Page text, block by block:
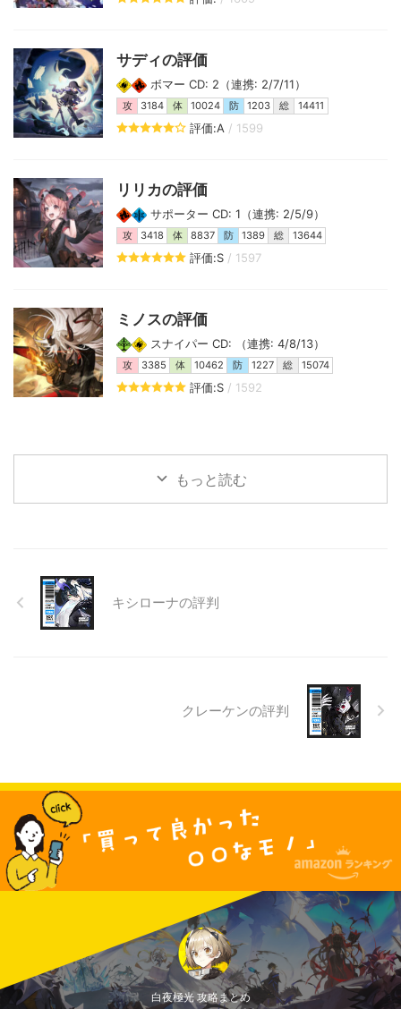
サディの評価
ボマー CD: 2（連携: 2/7/11）
攻 3184 体 10024 防 1203 総 14411
評価:A / 1599
リリカの評価
サポーター CD: 1（連携: 2/5/9）
攻 3418 体 8837 防 1389 総 13644
評価:S / 1597
ミノスの評価
スナイパー CD: （連携: 4/8/13）
攻 3385 体 10462 防 1227 総 15074
評価:S / 1592
もっと読む
キシローナの評判
クレーケンの評判
白夜極光 攻略まとめ